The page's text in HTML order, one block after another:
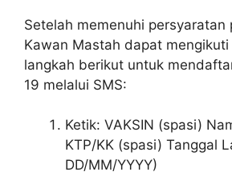
Setelah memenuhi persyaratan
Kawan Mastah dapat
langkah berikut untuk
19 melalui SMS:
Ketik: VAKSIN (spasi)
KTP/KK (spasi) Tanggal
DD/MM/YYYY)